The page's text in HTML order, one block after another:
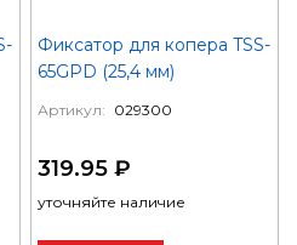
Фиксатор для копера TSS-
65GPD (25,4 мм)
Артикул: 029300
319.95 ₽
уточняйте наличие